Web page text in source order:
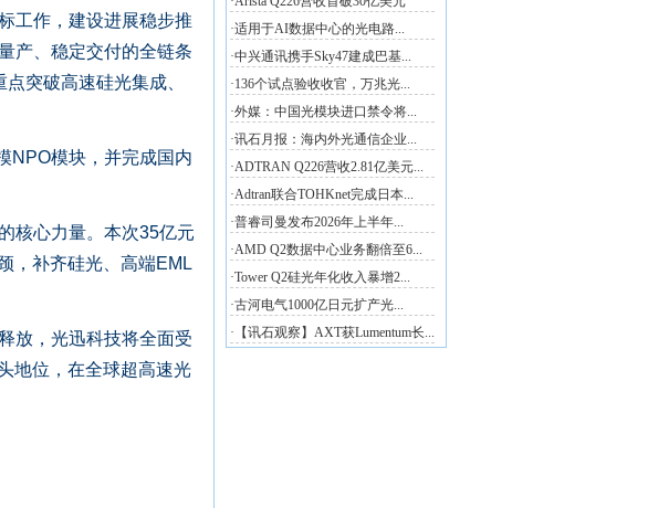
工作，建设进展稳步推
产、稳定交付的全链条
突破高速硅光集成、
模块，并完成国内
核心力量。本次35亿元
，补齐硅光、高端EML
放，光迅科技将全面受
地位，在全球超高速光